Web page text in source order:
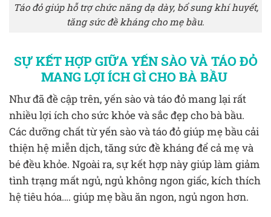
Táo đỏ giúp hỗ trợ chức năng dạ dày, bổ sung khí huyết,
tăng sức đề kháng cho mẹ bầu.
SỰ KẾT HỢP GIỮA YẾN SÀO VÀ TÁO ĐỎ
MANG LỢI ÍCH GÌ CHO BÀ BẦU
Như đã đề cập trên, yến sào và táo đỏ mang lại rất
nhiều lợi ích cho sức khỏe và sắc đẹp cho bà bầu.
Các dưỡng chất từ yến sào và táo đỏ giúp mẹ bầu cải
thiện hệ miễn dịch, tăng sức đề kháng để cả mẹ và
bé đều khỏe. Ngoài ra, sự kết hợp này giúp làm giảm
tình trạng mất ngủ, ngủ không ngon giấc, kích thích
hệ tiêu hóa…. giúp mẹ bầu ăn ngon, ngủ ngon hơn.